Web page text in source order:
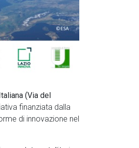
(Via del
finanziata dalla
di innovazione nel